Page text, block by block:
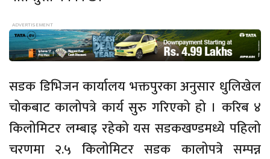
सडक डिभिजन कार्यालय भक्तपुरका अनुसार धुलिखेल
चोकबाट कालोपत्रे कार्य सुरु गरिएको हो । करिब ४
किलोमिटर लम्बाइ रहेको यस सडकखण्डमध्ये पहिलो
चरणमा २.५ किलोमिटर सडक कालोपत्रे सम्पन्न